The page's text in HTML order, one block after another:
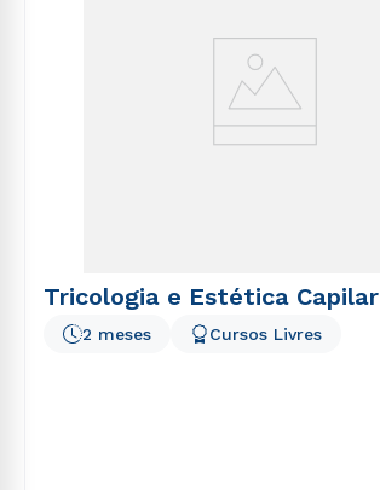
Tricologia e Estética Capilar
2 meses Cursos Livres